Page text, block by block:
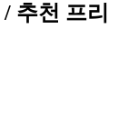
/ 추천 프리